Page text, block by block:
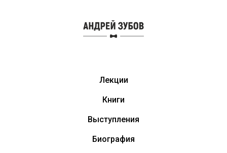
Лекции
Книги
Выступления
Биография